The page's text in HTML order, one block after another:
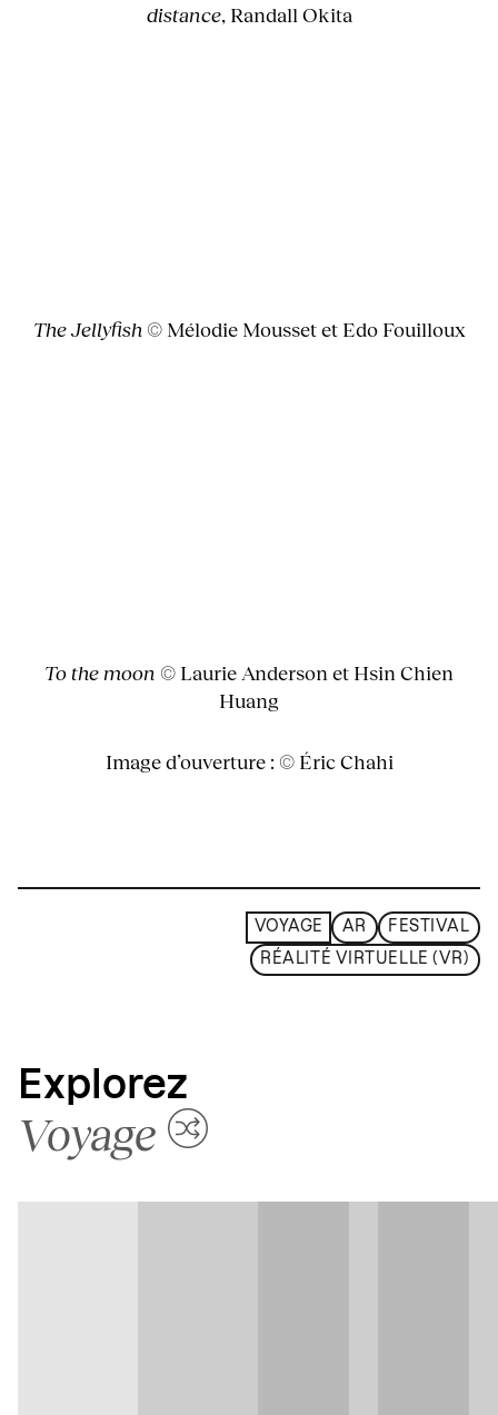
distance, Randall Okita
The Jellyfish© Mélodie Mousset et Edo Fouilloux
To the moon © Laurie Anderson et Hsin Chien
Huang
Image d’ouverture : © Éric Chahi
VOYAGE AR FESTIVAL
RÉALITÉ VIRTUELLE (VR)
Explorez
Voyage